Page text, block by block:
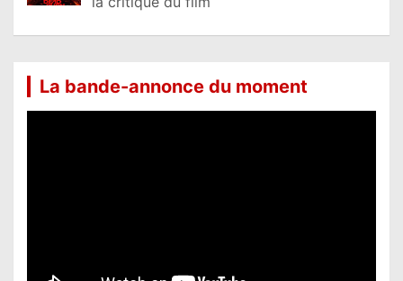
La bande-annonce du moment